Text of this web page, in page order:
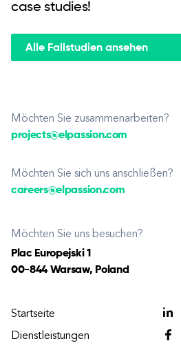
case studies!
Alle Fallstudien ansehen
Möchten Sie zusammenarbeiten?
projects@elpassion.com
Möchten Sie sich uns anschließen?
careers@elpassion.com
Möchten Sie uns besuchen?
Plac Europejski 1
00-844 Warsaw, Poland
Startseite
Dienstleistungen